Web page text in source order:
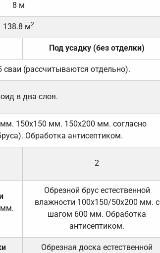
8 м
138.8 м2
Под усадку (без отделки)
(рассчитываются отдельно).
в два слоя.
мм. 150х150 мм. 150х200 мм. согласно
Обработка антисептиком.
2
мм.
Обрезной брус естественной
влажности 100х150/50х200 мм. с
шагом 600 мм. Обработка
антисептиком.
Обрезная доска естественной